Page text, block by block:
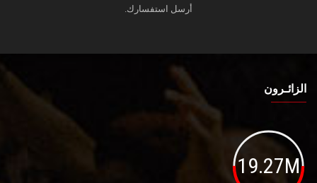
أرسل استفسارك.
الزائـرون
19.27M